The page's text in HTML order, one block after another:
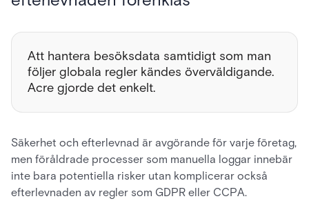
Att hantera besöksdata samtidigt som man
följer globala regler kändes överväldigande.
Acre gjorde det enkelt.
Säkerhet och efterlevnad är avgörande för varje företag,
men föråldrade processer som manuella loggar innebär
inte bara potentiella risker utan komplicerar också
efterlevnaden av regler som GDPR eller CCPA.